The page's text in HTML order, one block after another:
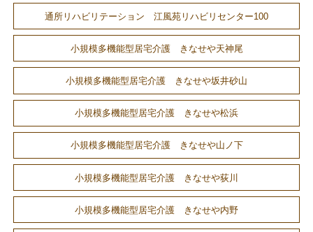
通所リハビリテーション 江風苑リハビリセンター100
小規模多機能型居宅介護 きなせや天神尾
小規模多機能型居宅介護 きなせや坂井砂山
小規模多機能型居宅介護 きなせや松浜
小規模多機能型居宅介護 きなせや山ノ下
小規模多機能型居宅介護 きなせや荻川
小規模多機能型居宅介護 きなせや内野